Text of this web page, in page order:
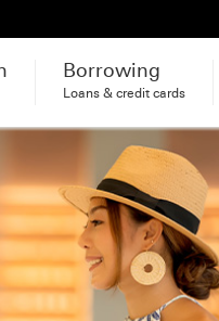
Borrowing
Loans & credit cards